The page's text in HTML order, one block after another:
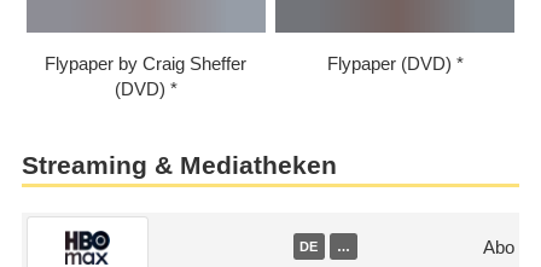
Flypaper by Craig Sheffer
(DVD)
Flypaper (DVD)
Streaming & Mediatheken
DE … Abo